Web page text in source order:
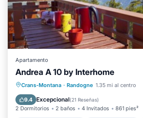
Apartamento
Andrea A 10 by Interhome
Crans-Montana · Randogne 1.35 mi al centro
9.4 Excepcional(21 Reseñas)
2 Dormitorios 2 baños 4 Invitados 861 pies²
Chimenea/Calefacción
Balcón/
Se admiten mascotas